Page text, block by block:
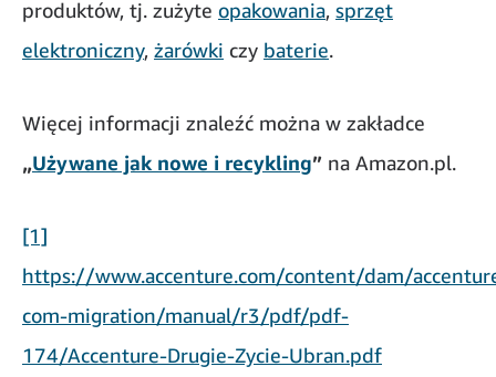
produktów, tj. zużyte opakowania, sprzęt
elektroniczny, żarówki czy baterie.
Więcej informacji znaleźć można w zakładce
„Używane jak nowe i recykling” na Amazon.pl.
[1]
https://www.accenture.com/content/dam/
com-migration/manual/r3/pdf/pdf-
174/Accenture-Drugie-Zycie-Ubran.pdf